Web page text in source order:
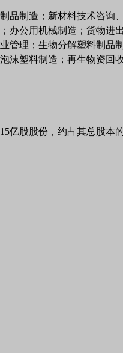
品制造；新材料技术咨询
办公用机械制造；货物进
管理；生物分解塑料制
沫塑料制造；再生物资回收
亿股股份，约占其总股本